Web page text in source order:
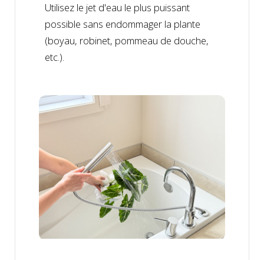
Utilisez le jet d'eau le plus puissant
possible sans endommager la plante
(boyau, robinet, pommeau de douche,
etc.).